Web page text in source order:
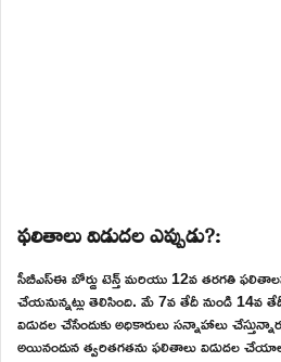
ఫలితాలు విడుదల ఎప్పుడు?:
సీబీఎస్ఈ బోర్డు టెన్త్ మరియు 12వ తరగతి
చేయనున్నట్లు తెలిసింది. మే 7వ తేదీ నుండి 14వ
విడుదల చేసేందుకు అధికారులు సన్నాహాలు
అయినందున త్వరితగతను ఫలితాలు విడుదల